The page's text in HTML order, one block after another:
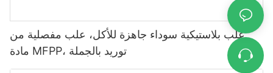
علب بلاستيكية سوداء جاهزة للأكل، علب مفصلية من
مادة MFPP، توريد بالجملة